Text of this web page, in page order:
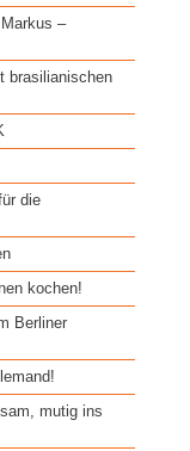
–
brasilianischen
die
kochen!
Berliner
mutig ins